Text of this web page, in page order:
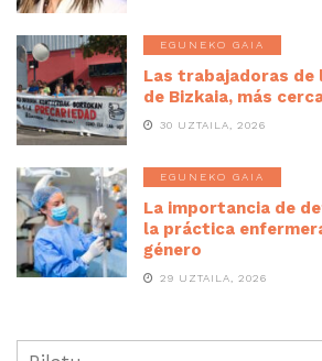
EGUNEKO GAIA
Las trabajadoras de
de Bizkaia, más
30 UZTAILA, 2026
EGUNEKO GAIA
La importancia de
la práctica
género
29 UZTAILA, 2026